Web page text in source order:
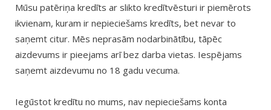
Mūsu patēriņa kredīts ar slikto kredītvēsturi ir piemērots
ikvienam, kuram ir nepieciešams kredīts, bet nevar to
saņemt citur. Mēs neprasām nodarbinātību, tāpēc
aizdevums ir pieejams arī bez darba vietas. Iespējams
saņemt aizdevumu no 18 gadu vecuma.
Iegūstot kredītu no mums, nav nepieciešams konta